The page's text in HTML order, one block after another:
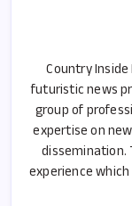
Country Inside
futuristic news
group of
expertise on
dissemination.
experience